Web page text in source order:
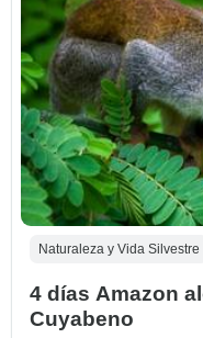
Naturaleza y Vida Silvestre
4 días Amazon
Cuyabeno